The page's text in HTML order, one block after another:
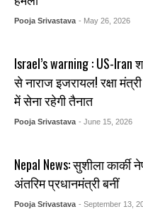
Pooja Srivastava - May 26, 2026
Israel’s warning : US-Iran
से नाराज इजरायल! रक्षा
में सेना रहेगी तैनात
Pooja Srivastava - June 15, 2026
Nepal News: सुशीला कार्की
अंतरिम प्रधानमंत्री बनीं
Pooja Srivastava - September 13,